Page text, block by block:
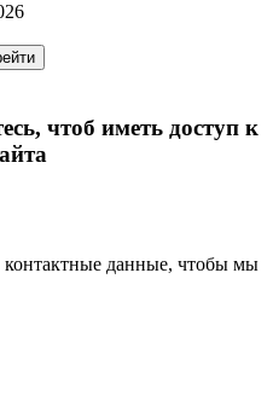
чтоб иметь доступ к
контактные данные, чтобы мы